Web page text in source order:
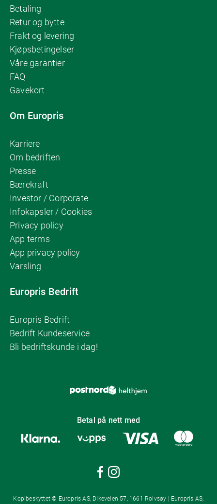
Betaling
Retur og bytte
Frakt og levering
Kjøpsbetingelser
Våre garantier
FAQ
Gavekort
Om Europris
Karriere
Om bedriften
Presse
Bærekraft
Investor / Corporate
Infokapsler / Cookies
Privacy policy
App terms
App privacy policy
Varsling
Europris Bedrift
Europris Bedrift
Bedrift Kundeservice
Bli bedriftskunde i dag!
Betal på nett med
Kopibeskyttet © Europris AS, Dikeveien 57, 1661 Rolvsøy | Europris AS,